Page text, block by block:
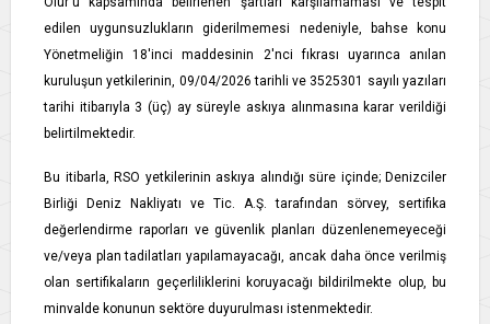
edilen uygunsuzlukların giderilmemesi nedeniyle, bahse konu
Yönetmeliğin 18'inci maddesinin 2'nci fıkrası uyarınca anılan
kuruluşun yetkilerinin, 09/04/2026 tarihli ve 3525301 sayılı yazıları
tarihi itibarıyla 3 (üç) ay süreyle askıya alınmasına karar verildiği
belirtilmektedir.
Bu itibarla, RSO yetkilerinin askıya alındığı süre içinde; Denizciler
Birliği Deniz Nakliyatı ve Tic. A.Ş. tarafından sörvey, sertifika
değerlendirme raporları ve güvenlik planları düzenlenemeyeceği
ve/veya plan tadilatları yapılamayacağı, ancak daha önce verilmiş
olan sertifikaların geçerliliklerini koruyacağı bildirilmekte olup, bu
minvalde konunun sektöre duyurulması istenmektedir.